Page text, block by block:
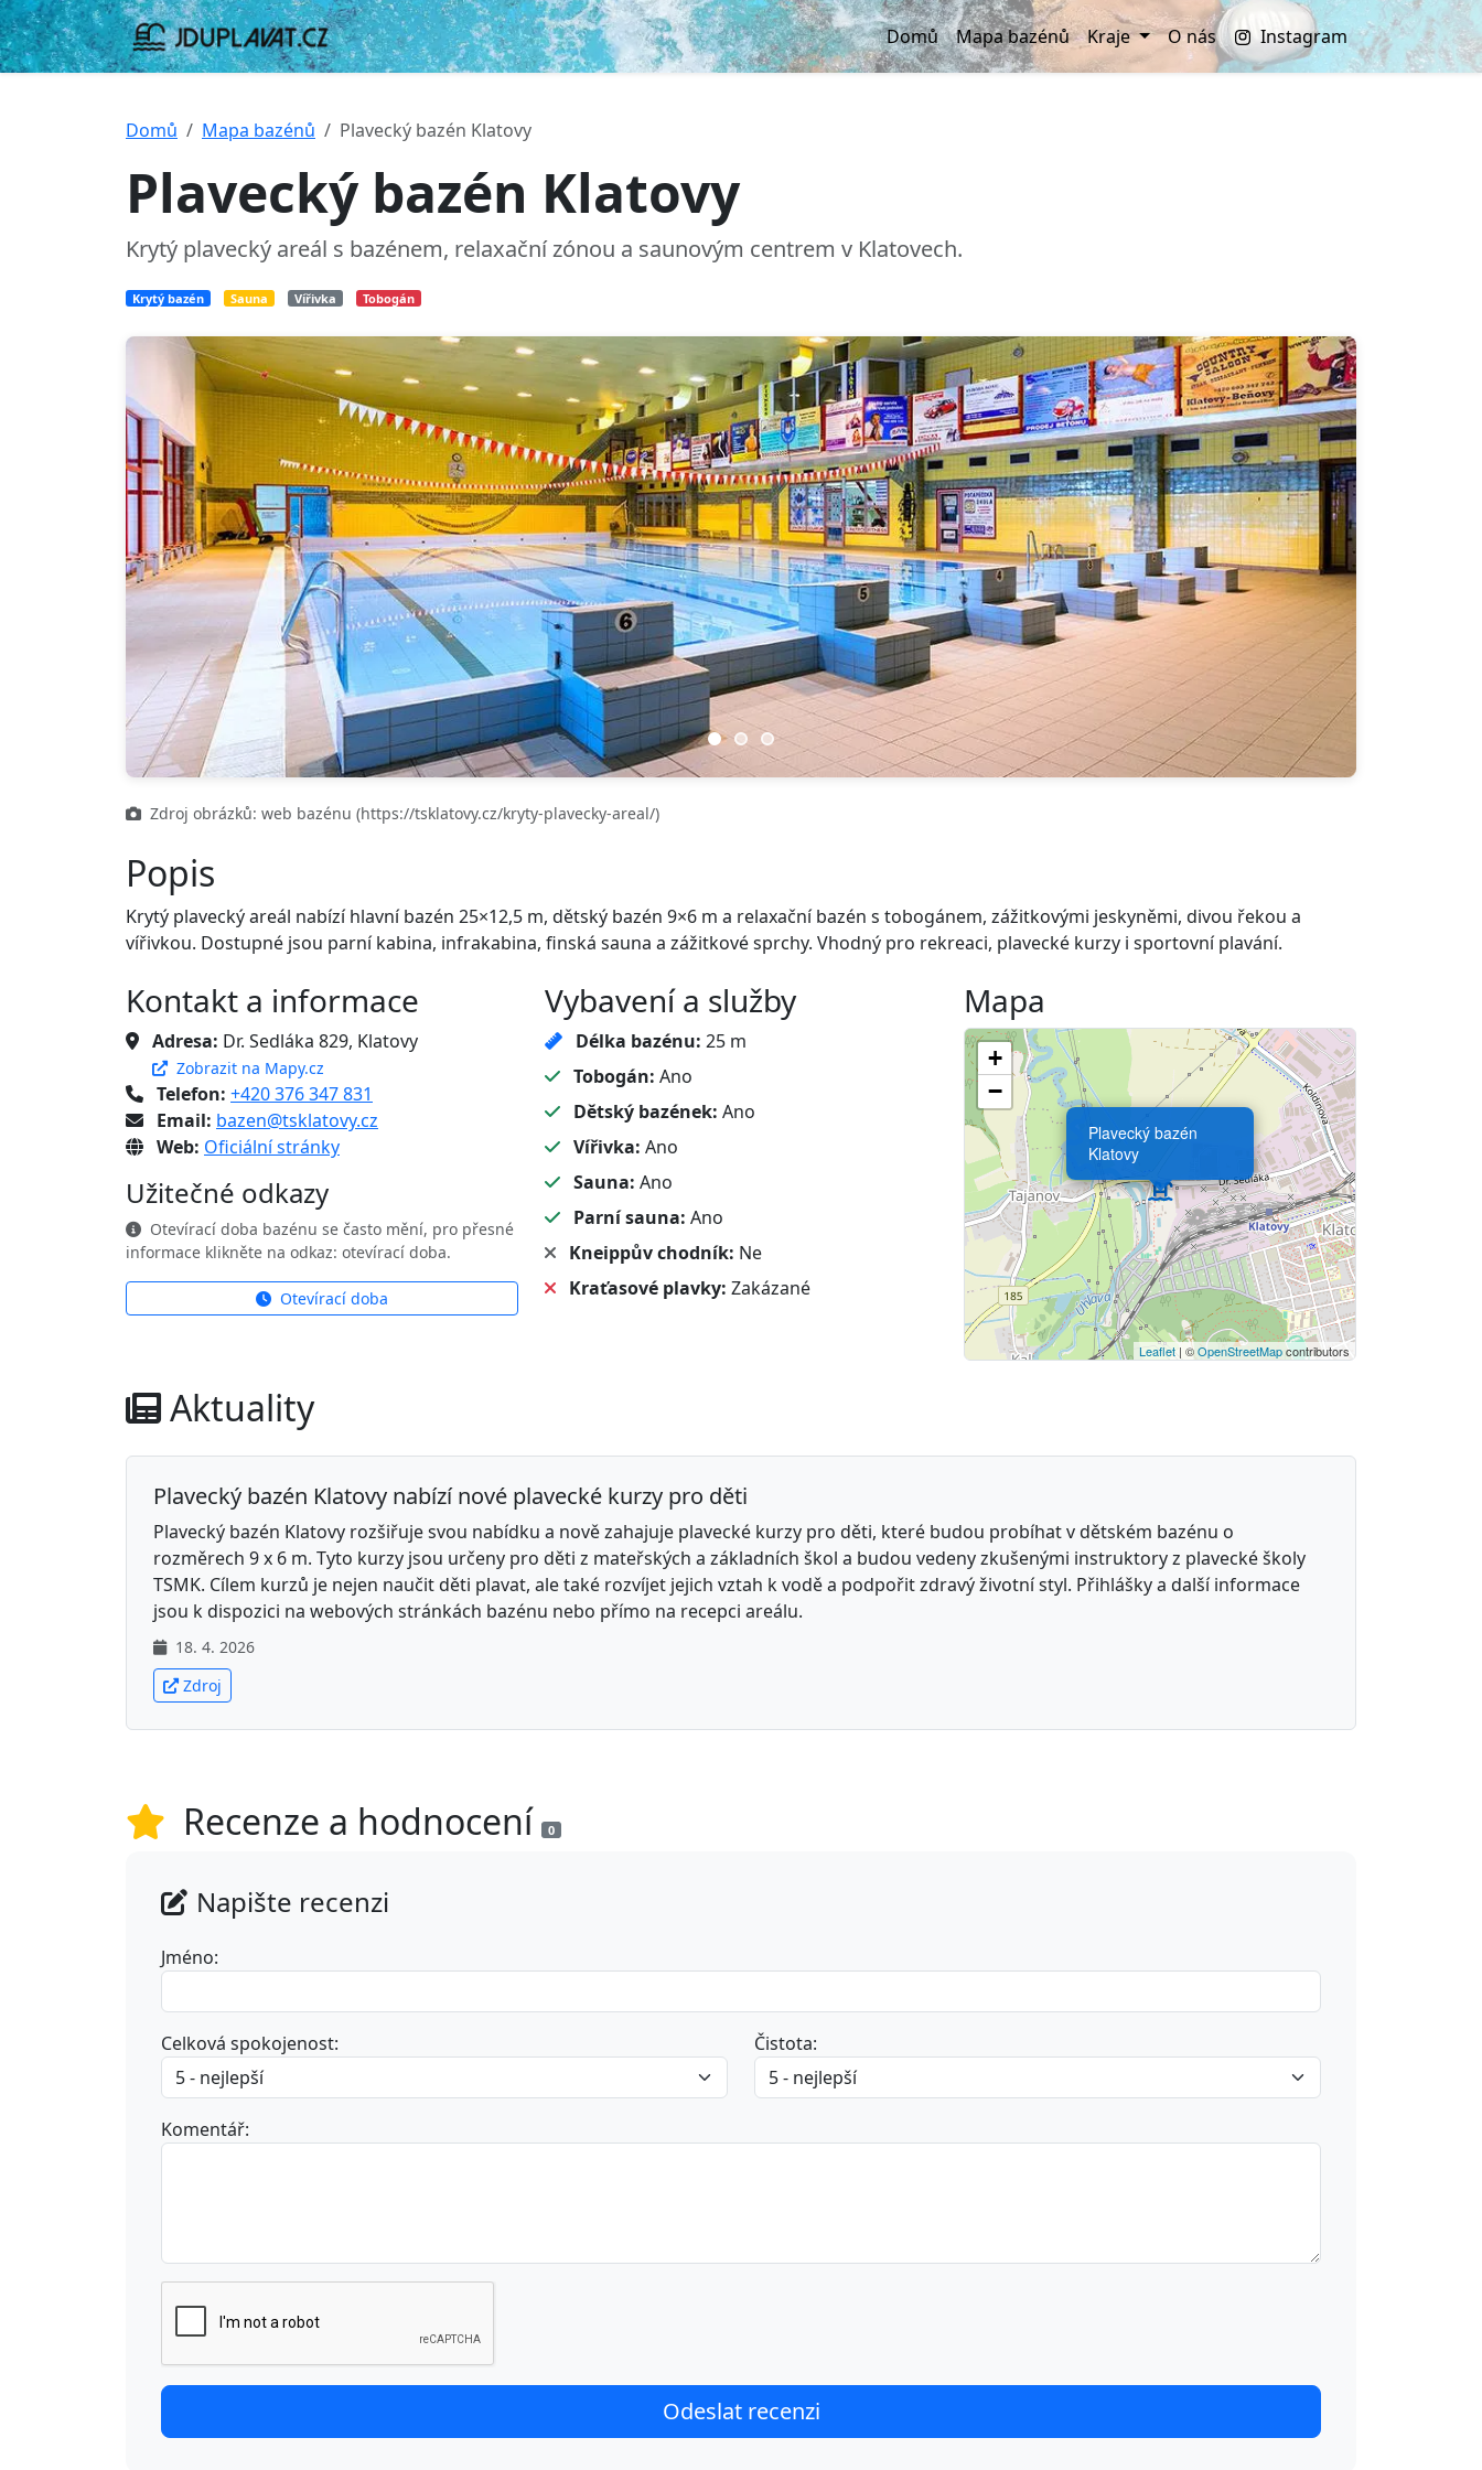
Domů Mapa bazénů Kraje O nás Instagram
Domů Mapa bazénů Plavecký bazén Klatovy
Plavecký bazén Klatovy
Krytý plavecký areál s bazénem, relaxační zónou a saunovým centrem v Klatovech.
Krytý bazén Sauna Vířivka Tobogán
Zdroj obrázků: web bazénu (https://tsklatovy.cz/kryty-plavecky-areal/)
Popis
Krytý plavecký areál nabízí hlavní bazén 25×12,5 m, dětský bazén 9×6 m a relaxační bazén s tobogánem, zážitkovými jeskyněmi, divou řekou a
vířivkou. Dostupné jsou parní kabina, infrakabina, finská sauna a zážitkové sprchy. Vhodný pro rekreaci, plavecké kurzy i sportovní plavání.
Kontakt a informace
Adresa: Dr. Sedláka 829, Klatovy
Zobrazit na Mapy.cz
Telefon: +420 376 347 831
Email: bazen@tsklatovy.cz
Web: Oficiální stránky
Užitečné odkazy
Otevírací doba bazénu se často mění, pro přesné
informace klikněte na odkaz: otevírací doba.
Otevírací doba
Vybavení a služby
Délka bazénu: 25 m
Tobogán: Ano
Dětský bazének: Ano
Vířivka: Ano
Sauna: Ano
Parní sauna: Ano
Kneippův chodník: Ne
Kraťasové plavky: Zakázané
Mapa
Plavecký bazén
Klatovy
+
−
Leaflet| ©OpenStreetMapcontributors
Aktuality
Plavecký bazén Klatovy nabízí nové plavecké kurzy pro děti
Plavecký bazén Klatovy rozšiřuje svou nabídku a nově zahajuje plavecké kurzy pro děti, které budou probíhat v dětském bazénu o
rozměrech 9 x 6 m. Tyto kurzy jsou určeny pro děti z mateřských a základních škol a budou vedeny zkušenými instruktory z plavecké školy
TSMK. Cílem kurzů je nejen naučit děti plavat, ale také rozvíjet jejich vztah k vodě a podpořit zdravý životní styl. Přihlášky a další informace
jsou k dispozici na webových stránkách bazénu nebo přímo na recepci areálu.
18. 4. 2026
Zdroj
Recenze a hodnocení 0
Napište recenzi
Jméno:
Celková spokojenost: Čistota:
Komentář: